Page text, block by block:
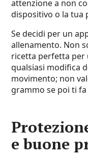
attenzione a non
dispositivo o la tua
Se decidi per un
allenamento. Non
ricetta perfetta per
qualsiasi modifica
movimento; non
grammo se poi ti
e buone